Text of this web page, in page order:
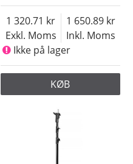
Exkl. Moms
1 320.71
Inkl. Moms
1 650.89
Ikke på lager
KØB